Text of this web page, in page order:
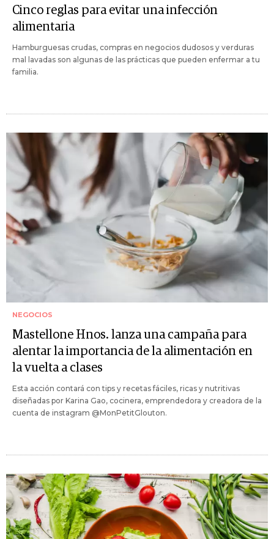
Cinco reglas para evitar una infección
alimentaria
Hamburguesas crudas, compras en negocios dudosos y verduras
mal lavadas son algunas de las prácticas que pueden enfermar a tu
familia.
NEGOCIOS
Mastellone Hnos. lanza una campaña para
alentar la importancia de la alimentación en
la vuelta a clases
Esta acción contará con tips y recetas fáciles, ricas y nutritivas
diseñadas por Karina Gao, cocinera, emprendedora y creadora de la
cuenta de instagram @MonPetitGlouton.